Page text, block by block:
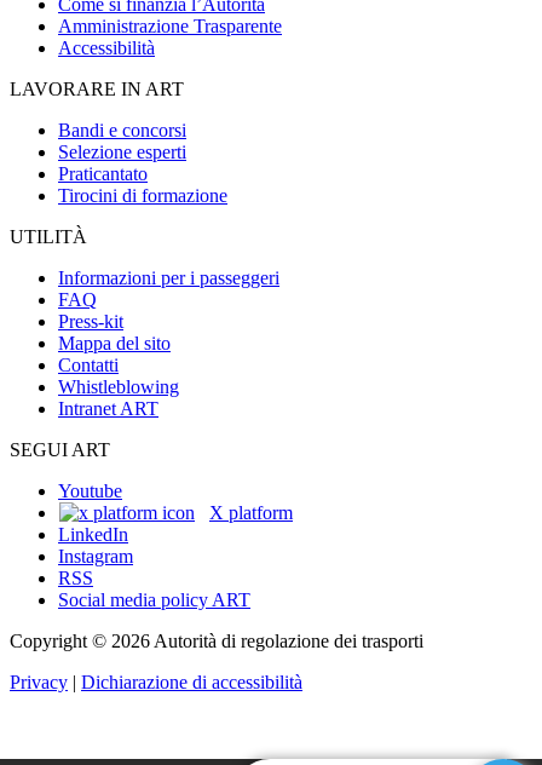
Come si finanzia l’Autorità
Amministrazione Trasparente
Accessibilità
LAVORARE IN ART
Bandi e concorsi
Selezione esperti
Praticantato
Tirocini di formazione
UTILITÀ
Informazioni per i passeggeri
FAQ
Press-kit
Mappa del sito
Contatti
Whistleblowing
Intranet ART
SEGUI ART
Youtube
X platform
LinkedIn
Instagram
RSS
Social media policy ART
Copyright © 2026 Autorità di regolazione dei trasporti
Privacy | Dichiarazione di accessibilità